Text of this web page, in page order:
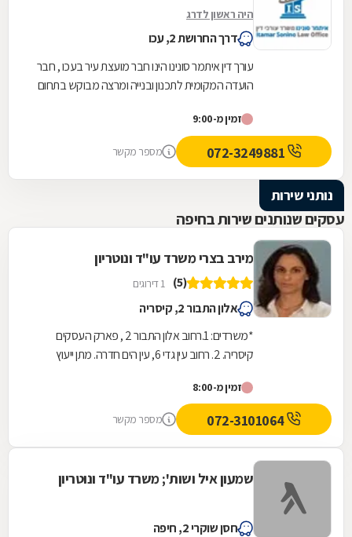
היה ראשון לדרג
דרך החרושת 2, עכו
עורך דין איתמר סונינו הינו חבר מועצת עיר בעכו , חבר
הועדה המקומית לתכנון ובנייה ומרצה מבוקש בתחום
זמין מ-9:00
מספר מקשר
נותני שירות
עסקים שנותנים שירות בחיפה
מירב בצרי משרד עו"ד ונוטריון
(5) 1 דירוגים
אלון התבור 2, קיסריה
*משרדים: 1.רחוב אלון התבור 2 , פארק העסקים
קיסריה. 2. רחוב עין גדי 6, עין הים חדרה. מתן ייעוץ
זמין מ-8:00
072-3101064 מספר מקשר
שמעון איל ושות'; משרד עו"ד ונוטריון
חסן שוקרי 2, חיפה